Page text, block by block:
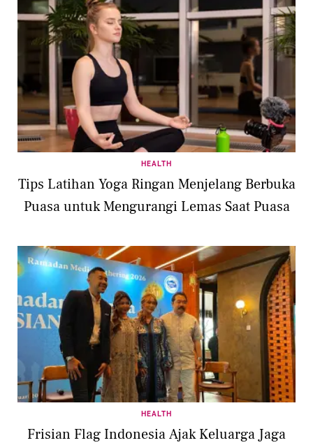
HEALTH
Tips Latihan Yoga Ringan Menjelang Berbuka
Puasa untuk Mengurangi Lemas Saat Puasa
HEALTH
Frisian Flag Indonesia Ajak Keluarga Jaga